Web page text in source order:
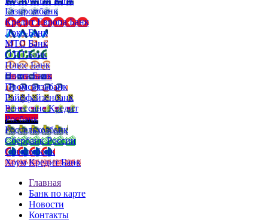
Газпромбанк
Кредит Европа Банк
Локо-Банк
МТС Банк
ОТП Банк
Плюс Банк
Почта Банк
Промсвязьбанк
Райффайзенбанк
Ренессанс Кредит
Росбанк
Россельхозбанк
Сбербанк России
Совкомбанк
Хоум Кредит Банк
Главная
Банк по карте
Новости
Контакты